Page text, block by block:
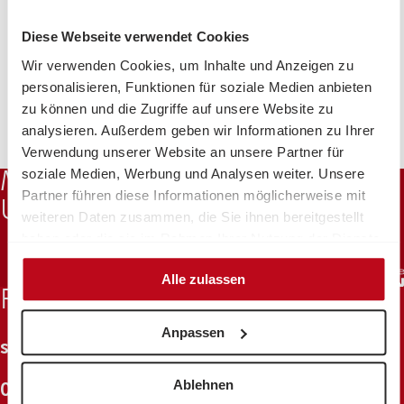
Diese Webseite verwendet Cookies
Wir verwenden Cookies, um Inhalte und Anzeigen zu
personalisieren, Funktionen für soziale Medien anbieten
zu können und die Zugriffe auf unsere Website zu
analysieren. Außerdem geben wir Informationen zu Ihrer
Verwendung unserer Website an unsere Partner für
soziale Medien, Werbung und Analysen weiter. Unsere
Partner führen diese Informationen möglicherweise mit
weiteren Daten zusammen, die Sie ihnen bereitgestellt
gesammelt haben.
Alle zulassen
Anpassen
Ablehnen
50€ 100€
Eigener
Betrag
Eigenen
Betrag
eingeben
€
Frequenz
Einmalig
JETZT SPENDEN
MIT FREUNDLICHER
UNTERSTÜTZUNG VON
FRAGEN ZU IHRER SPENDE?
spenden@volkshilfe.at
0800 4000 11